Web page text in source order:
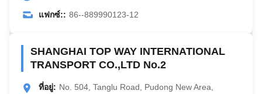
แฟกซ์:: 86--889990123-12
SHANGHAI TOP WAY INTERNATIONAL
TRANSPORT CO.,LTD No.2
ที่อยู่: No. 504, Tanglu Road, Pudong New Area,